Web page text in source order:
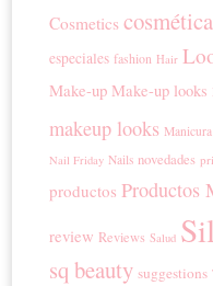
Cosmetics cosmética
especiales fashion Hair
Make-up Make-up looks
makeup looks Manicura
Nail Friday Nails novedades
productos Productos
review Reviews Salud
sq beauty suggestions